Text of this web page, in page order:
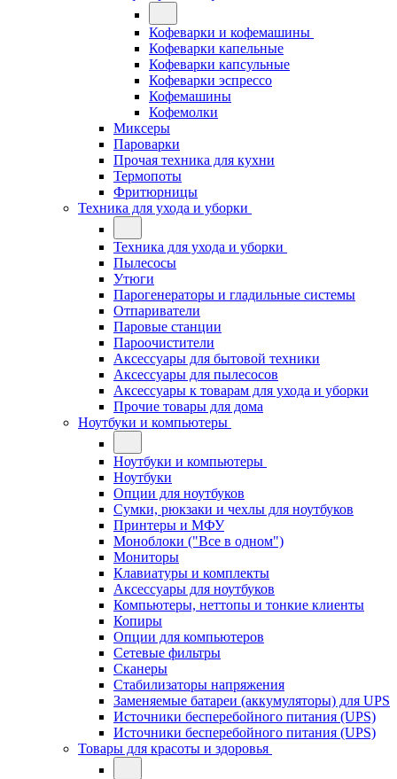
Кофеварки и кофемашины
Кофеварки капельные
Кофеварки капсульные
Кофеварки эспрессо
Кофемашины
Кофемолки
Миксеры
Пароварки
Прочая техника для кухни
Термопоты
Фритюрницы
Техника для ухода и уборки
Техника для ухода и уборки
Пылесосы
Утюги
Парогенераторы и гладильные системы
Отпариватели
Паровые станции
Пароочистители
Аксессуары для бытовой техники
Аксессуары для пылесосов
Аксессуары к товарам для ухода и уборки
Прочие товары для дома
Ноутбуки и компьютеры
Ноутбуки и компьютеры
Ноутбуки
Опции для ноутбуков
Сумки, рюкзаки и чехлы для ноутбуков
Принтеры и МФУ
Моноблоки ("Все в одном")
Мониторы
Клавиатуры и комплекты
Аксессуары для ноутбуков
Компьютеры, неттопы и тонкие клиенты
Копиры
Опции для компьютеров
Сетевые фильтры
Сканеры
Стабилизаторы напряжения
Заменяемые батареи (аккумуляторы) для UPS
Источники бесперебойного питания (UPS)
Источники бесперебойного питания (UPS)
Товары для красоты и здоровья